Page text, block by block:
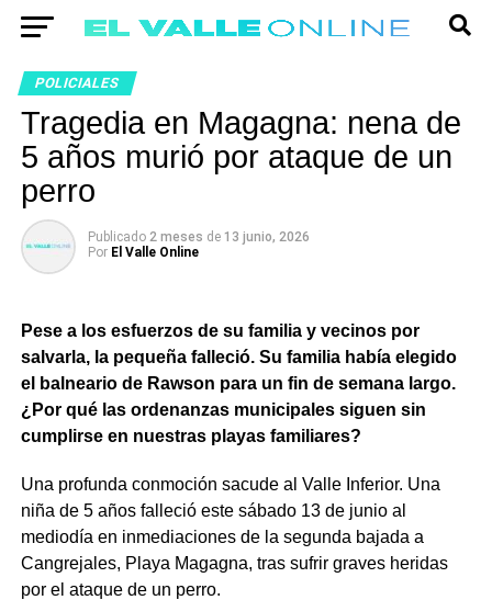
POLICIALES
Tragedia en Magagna: nena de
5 años murió por ataque de un
perro
Publicado 2 meses de 13 junio, 2026
Por El Valle Online
Pese a los esfuerzos de su familia y vecinos por
salvarla, la pequeña falleció. Su familia había elegido
el balneario de Rawson para un fin de semana largo.
¿Por qué las ordenanzas municipales siguen sin
cumplirse en nuestras playas familiares?
Una profunda conmoción sacude al Valle Inferior. Una
niña de 5 años falleció este sábado 13 de junio al
mediodía en inmediaciones de la segunda bajada a
Cangrejales, Playa Magagna, tras sufrir graves heridas
por el ataque de un perro.